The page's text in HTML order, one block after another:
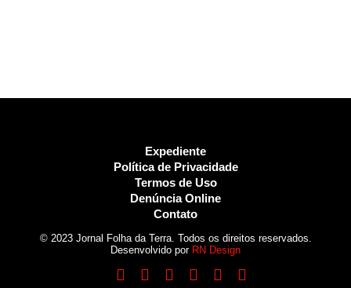
Expediente
Política de Privacidade
Termos de Uso
Denúncia Online
Contato
© 2023 Jornal Folha da Terra. Todos os direitos reservados.
Desenvolvido por RN Design